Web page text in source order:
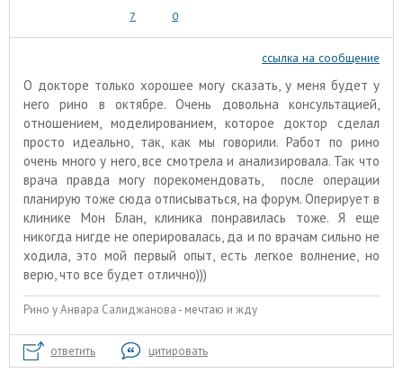
7 0
ссылка на сообщение
О докторе только хорошее могу сказать, у меня будет у
него рино в октябре. Очень довольна консультацией,
отношением, моделированием, которое доктор сделал
просто идеально, так, как мы говорили. Работ по рино
очень много у него, все смотрела и анализировала. Так что
врача правда могу порекомендовать, после операции
планирую тоже сюда отписываться, на форум. Оперирует в
клинике Мон Блан, клиника понравилась тоже. Я еще
никогда нигде не оперировалась, да и по врачам сильно не
ходила, это мой первый опыт, есть легкое волнение, но
верю, что все будет отлично)))
Рино у Анвара Салиджанова - мечтаю и жду
ответить цитировать